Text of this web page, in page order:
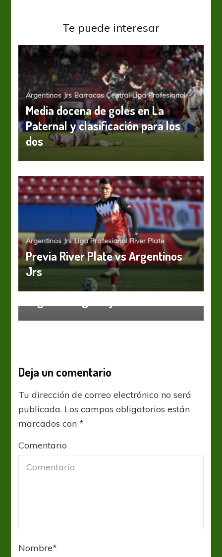
Te puede interesar
Argentinos Jrs Barracas Central Liga Profesional
Media docena de goles en La
Paternal y clasificación para los
dos
Argentinos Jrs Liga Profesional River Plate
Previa River Plate vs Argentinos
Jrs
Huracán
Deja un comentario
Tu dirección de correo electrónico no será
publicada. Los campos obligatorios están
marcados con*
Comentario
Nombre*